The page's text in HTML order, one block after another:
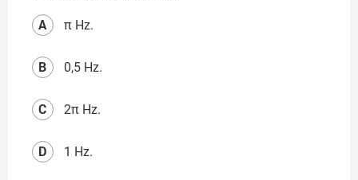
π Hz.
A
0,5 Hz.
B
2π Hz.
C
1 Hz.
D